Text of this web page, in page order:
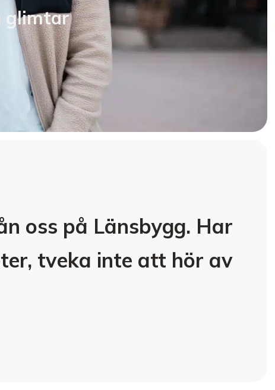
glimtar
oss på Länsbygg. Har
tveka inte att hör av